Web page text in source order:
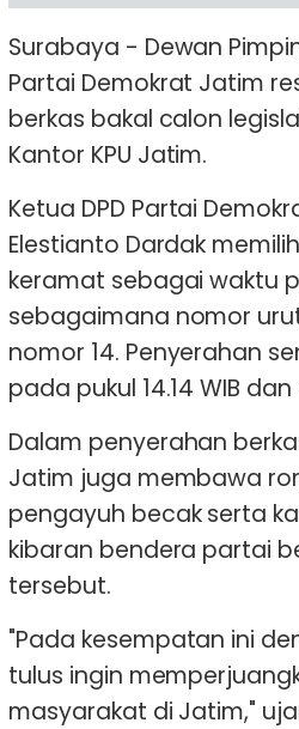
Surabaya - Dewan
Partai Demokrat Jatim
berkas bakal calon
Kantor KPU Jatim.
Ketua DPD Partai
Elestianto Dardak
keramat sebagai waktu
sebagaimana nomor
nomor 14. Penyerahan
pada pukul 14.14 WIB
Dalam penyerahan
Jatim juga membawa
pengayuh becak serta
kibaran bendera partai
tersebut.
"Pada kesempatan ini
tulus ingin
masyarakat di Jatim,"